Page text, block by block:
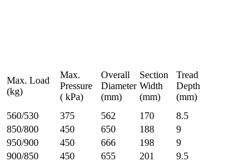
Max. Load
(kg)
Max.
Pressure
( kPa)
Overall
Diameter
(mm)
Section
Width
(mm)
Tread
Depth
(mm)
560/530 375 562 170
8.5
850/800 450 650 188
9
950/900 450 666 198 9
900/850 450 655 201
9.5